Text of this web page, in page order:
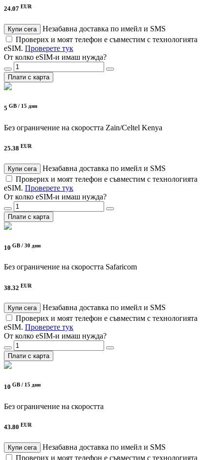
24.07 EUR
Купи сега
Незабавна доставка по имейл и SMS
Проверих и моят телефон е съвместим с технологията
eSIM. Проверете тук
От колко eSIM-и имаш нужда?
Плати с карта
5 GB / 15 дни
Без ограничение на скоростта Zain/Celtel Kenya
25.38 EUR
Купи сега
Незабавна доставка по имейл и SMS
Проверих и моят телефон е съвместим с технологията
eSIM. Проверете тук
От колко eSIM-и имаш нужда?
Плати с карта
10 GB / 30 дни
Без ограничение на скоростта Safaricom
38.32 EUR
Купи сега
Незабавна доставка по имейл и SMS
Проверих и моят телефон е съвместим с технологията
eSIM. Проверете тук
От колко eSIM-и имаш нужда?
Плати с карта
10 GB / 15 дни
Без ограничение на скоростта
43.80 EUR
Купи сега
Незабавна доставка по имейл и SMS
Проверих и моят телефон е съвместим с технологията